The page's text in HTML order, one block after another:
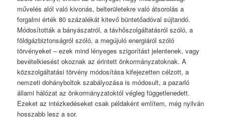
művelés alól való kivonás, belterületekre való átsorolás a
forgalmi érték 80 százalékát kitevő büntetőadóval sújtandó.
Módosították a bányászatról, a távhőszolgáltatásról szóló, a
földgázbiztonságról szóló, a megújuló energiáról szóló
törvényeket – ezek mind lényeges szigorítást jelentenek, vagy
bevételkiesést okoznak az érintett önkormányzatoknak. A
közszolgáltatási törvény módosítása kifejezetten célzott, a
nemzeti dohányboltok szabályozása is módosult, a pazarló
állami hálózat az önkormányzatoktól végleg függetlenedett.
Ezeket az intézkedéseket csak példaként említem, még nyilván
hosszabb lesz a sor.